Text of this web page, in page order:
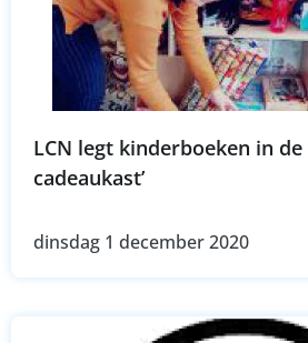
LCN legt kinderboeken in de
cadeaukast’
dinsdag 1 december 2020